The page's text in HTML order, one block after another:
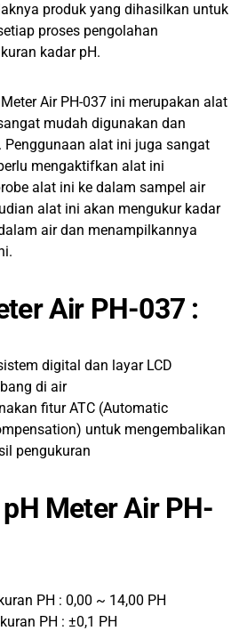
produk yang dihasilkan untuk
proses pengolahan
kadar pH.
Air PH-037 ini merupakan alat
mudah digunakan dan
alat ini juga sangat
mengaktifkan alat ini
alat ini ke dalam sampel air
alat ini akan mengukur kadar
air dan menampilkannya
Air PH-037 :
digital dan layar LCD
di air
fitur ATC (Automatic
untuk mengembalikan
pengukuran
Meter Air PH-
PH : 0,00 ~ 14,00 PH
PH : ±0,1 PH